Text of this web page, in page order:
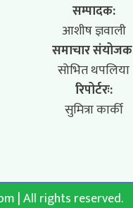
सम्पादक:
आशीष ज्ञवाली
समाचार
सोभित थपलिया
रिपोर्टरः:
सुमित्रा कार्की
| All rights reserved.